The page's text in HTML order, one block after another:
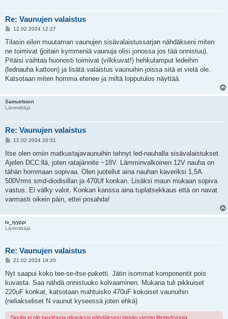
Re: Vaunujen valaistus
V
e
t
i
12.02.2024 12:27
Tilasin eilen muutaman vaunujen sisävalaistussarjan nähdäkseni miten
ne toimivat (joitain kymmeniä vaunuja olisi jonossa jos tää onnistuu).
Pitäisi vaihtaa huonosti toimivat (vilkkuvat!) hehkulamput ledeihin
(lednauha kattoon) ja lisätä valaistus vaunuihin joissa sitä ei vielä ole.
Katsotaan miten homma etenee ja miltä lopputulos näyttää.
Samuelsson
Lämmittäjä
Re: Vaunujen valaistus
V
e
t
i
12.02.2024 20:31
Itse olen omiin matkustajavaunuihin tehnyt led-nauhalla sisävalaistukset.
Ajelen DCC:llä, joten ratajännite ~18V. Lämminvalkoinen 12V nauha on
tähän hommaan sopivaa. Olen juotellut aina nauhan kaveriksi 1,5A
500Vrms smd-diodisillan ja 470Uf konkan. Lisäksi maun mukaan sopiva
vastus. Ei välky valot. Konkan kanssa aina tuplatsekkaus että on navat
varmasti oikein päin, ettei posahda!
tv_tyyppi
Lämmittäjä
Re: Vaunujen valaistus
V
e
s
t
i
21.02.2024 19:20
Nyt saapui koko tee-se-itse-paketti. Jätin isommat komponentit pois
kuvasta. Saa nähdä onnistuuko kolvaaminen. Mukana tuli pikkuiset
220uF konkat, katsotaan mahtuisko 470uF kokoiset vaunuihin
(neliakseliset N vaunut kyseessä joten ehkä)
Sinulla ei ole tarvittavia oikeuksia nähdäksesi tämän viestin liitetiedostoja.